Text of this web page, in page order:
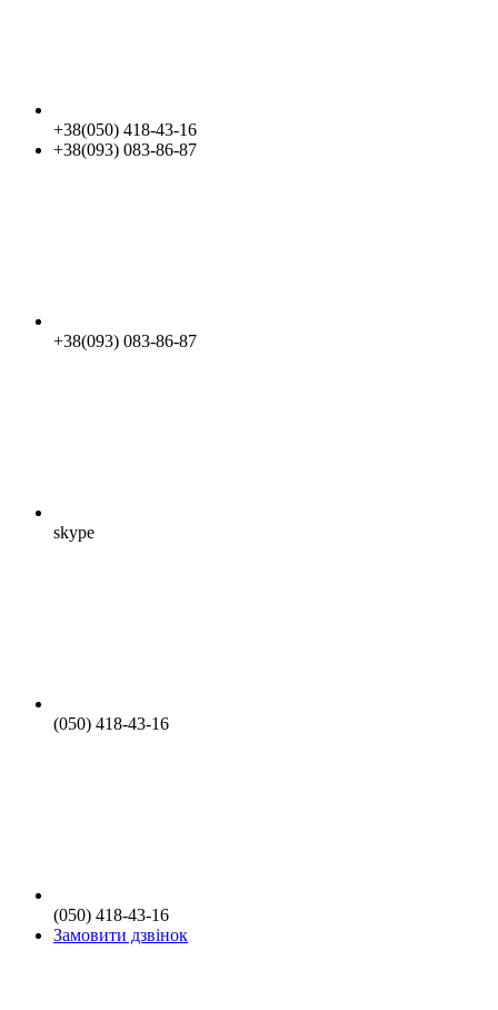
+38(050) 418-43-16
+38(093) 083-86-87
+38(093) 083-86-87
skype
(050) 418-43-16
(050) 418-43-16
Замовити дзвінок